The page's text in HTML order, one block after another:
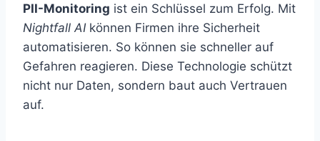
PII-Monitoring ist ein Schlüssel zum Erfolg. Mit
Nightfall AIkönnen Firmen ihre Sicherheit
automatisieren. So können sie schneller auf
Gefahren reagieren. Diese Technologie schützt
nicht nur Daten, sondern baut auch Vertrauen
auf.